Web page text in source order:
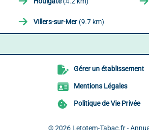
Villers-sur-Mer(9.7 km)
Gérer un établissement
Mentions Légales
Politique de Vie Privée
© 2026 Letotem-Tabac.fr -